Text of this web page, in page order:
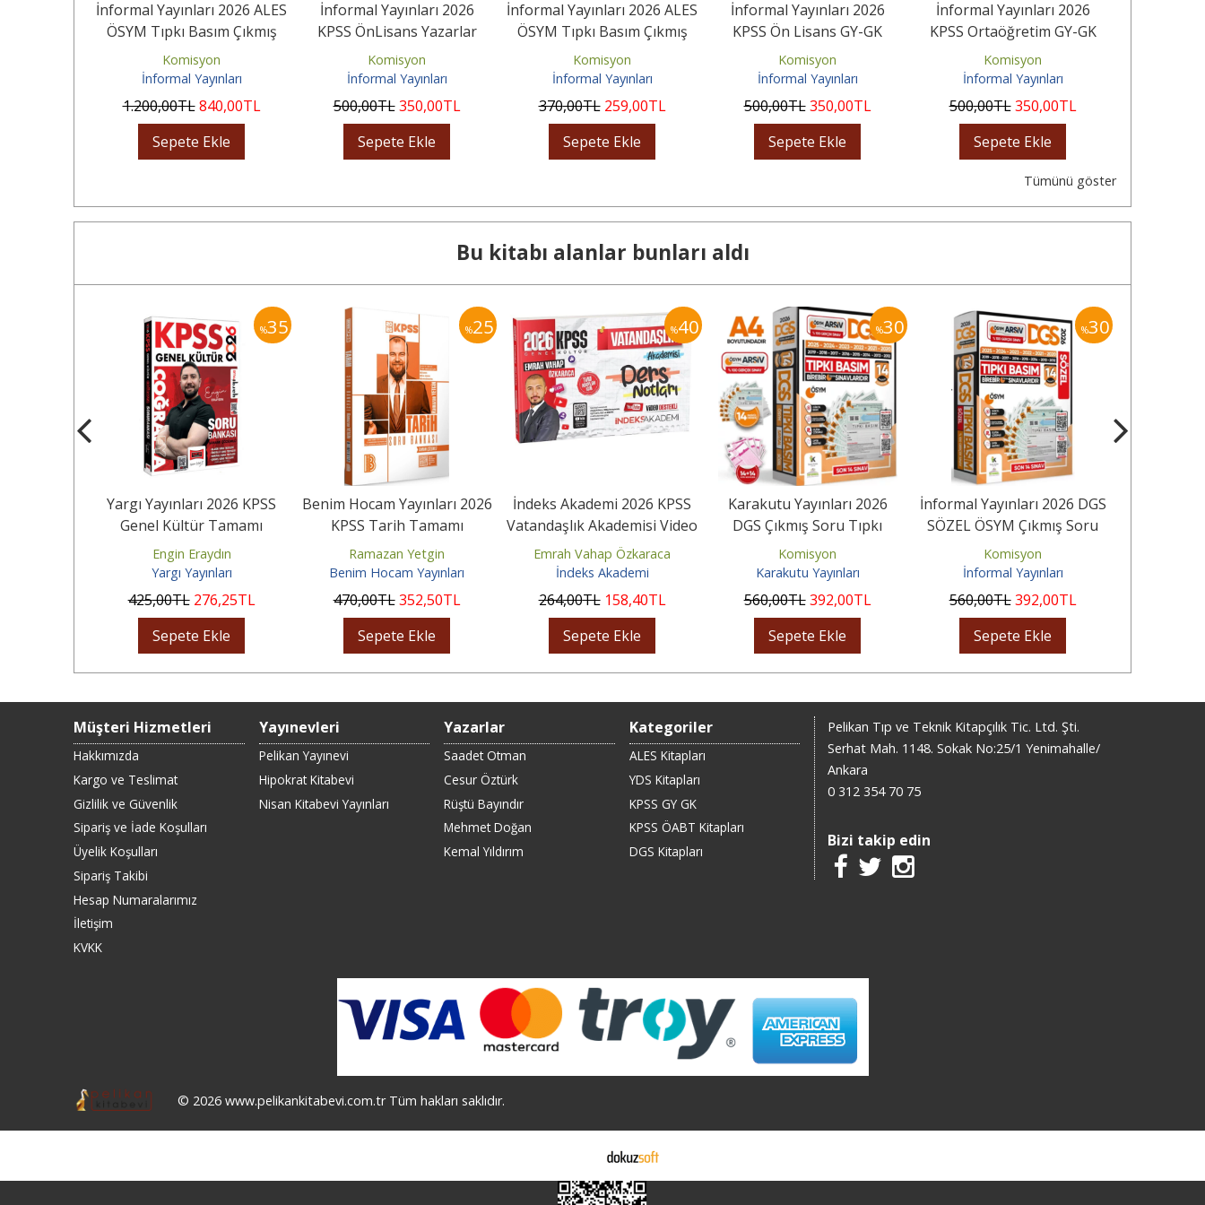
İnformal Yayınları 2026 ALES
ÖSYM Tıpkı Basım Çıkmış
Soru 24'lü Deneme...
Komisyon
İnformal Yayınları
1.200,00TL 840,00TL
Sepete Ekle
İnformal Yayınları 2026
KPSS ÖnLisans Yazarlar
Karması GY-GK Türkiye...
Komisyon
İnformal Yayınları
500,00TL 350,00TL
Sepete Ekle
İnformal Yayınları 2026 ALES
ÖSYM Tıpkı Basım Çıkmış
Soru 6'lı Deneme...
Komisyon
İnformal Yayınları
370,00TL 259,00TL
Sepete Ekle
İnformal Yayınları 2026
KPSS Ön Lisans GY-GK
ÖSYM Arşivi Çıkmış Karma...
Komisyon
İnformal Yayınları
500,00TL 350,00TL
Sepete Ekle
İnformal Yayınları 2026
KPSS Ortaöğretim GY-GK
ÖSYM Arşivi Çıkmış Karma...
Komisyon
İnformal Yayınları
500,00TL 350,00TL
Sepete Ekle
Tümünü göster
Bu kitabı alanlar bunları aldı
%35
Yargı Yayınları 2026 KPSS
Genel Kültür Tamamı
Çözümlü Coğrafya Soru
Bankası
Engin Eraydın
Yargı Yayınları
425,00TL 276,25TL
Sepete Ekle
%25
Benim Hocam Yayınları 2026
KPSS Tarih Tamamı
Çözümlü Soru Bankası
Ramazan Yetgin
Benim Hocam Yayınları
470,00TL 352,50TL
Sepete Ekle
%40
İndeks Akademi 2026 KPSS
Vatandaşlık Akademisi Video
Ders Notları
Emrah Vahap Özkaraca
İndeks Akademi
264,00TL 158,40TL
Sepete Ekle
%30
Karakutu Yayınları 2026
DGS Çıkmış Soru Tıpkı
Basım ÖSYM TAM Kitapçık...
Komisyon
Karakutu Yayınları
560,00TL 392,00TL
Sepete Ekle
%30
İnformal Yayınları 2026 DGS
SÖZEL ÖSYM Çıkmış Soru
Tıpkı Basım 14 lü Deneme
Komisyon
İnformal Yayınları
560,00TL 392,00TL
Sepete Ekle
Müşteri Hizmetleri
Hakkımızda
Kargo ve Teslimat
Gizlilik ve Güvenlik
Sipariş ve İade Koşulları
Üyelik Koşulları
Sipariş Takibi
Hesap Numaralarımız
İletişim
KVKK
Yayınevleri
Pelikan Yayınevi
Hipokrat Kitabevi
Nisan Kitabevi Yayınları
Yazarlar
Saadet Otman
Cesur Öztürk
Rüştü Bayındır
Mehmet Doğan
Kemal Yıldırım
Kategoriler
ALES Kitapları
YDS Kitapları
KPSS GY GK
KPSS ÖABT Kitapları
DGS Kitapları
Pelikan Tıp ve Teknik Kitapçılık Tic. Ltd. Şti.
Serhat Mah. 1148. Sokak No:25/1 Yenimahalle/
Ankara
0 312 354 70 75
Bizi takip edin
© 2026 www.pelikankitabevi.com.tr Tüm hakları saklıdır.